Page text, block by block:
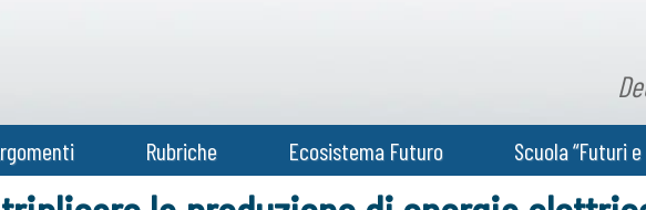
Rubriche Ecosistema Futuro Scuola “Futuri